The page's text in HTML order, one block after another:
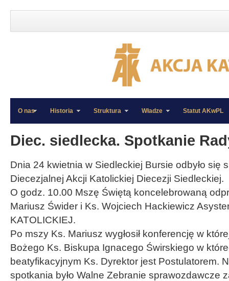
»
»
O nas Historia Struktura Władze Statut AKwPL
Diec. siedlecka. Spotkanie
Dnia 24 kwietnia w Siedleckiej Bursie odbyło się
Diecezjalnej Akcji Katolickiej Diecezji Siedleckiej.
O godz. 10.00 Mszę Świętą koncelebrowaną
Mariusz Świder i Ks. Wojciech Hackiewicz
KATOLICKIEJ.
Po mszy Ks. Mariusz wygłosił konferencję w
Bożego Ks. Biskupa Ignacego Świrskiego w
beatyfikacyjnym Ks. Dyrektor jest Postulatorem.
spotkania było Walne Zebranie sprawozdawcze